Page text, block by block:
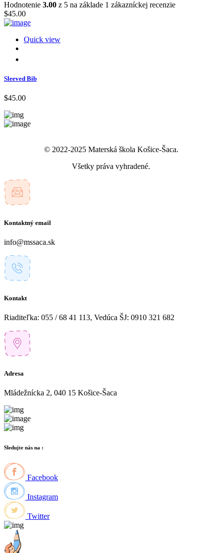
Hodnotenie 3.00 z 5 na základe 1 zákazníckej recenzie
$45.00
Quick view
Sleeved Bib
$45.00
© 2022-2025 Materská škola Košice-Šaca.
Všetky práva vyhradené.
Kontaktný email
info@mssaca.sk
Kontakt
Riaditeľka: 055 / 68 41 113, Vedúca ŠJ: 0910 321 682
Adresa
Mládežnícka 2, 040 15 Košice-Šaca
Sledujte nás na :
Facebook
Instagram
Twitter